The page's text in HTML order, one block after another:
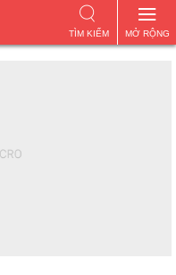
MỞ RỘNG
TÌM KIẾM